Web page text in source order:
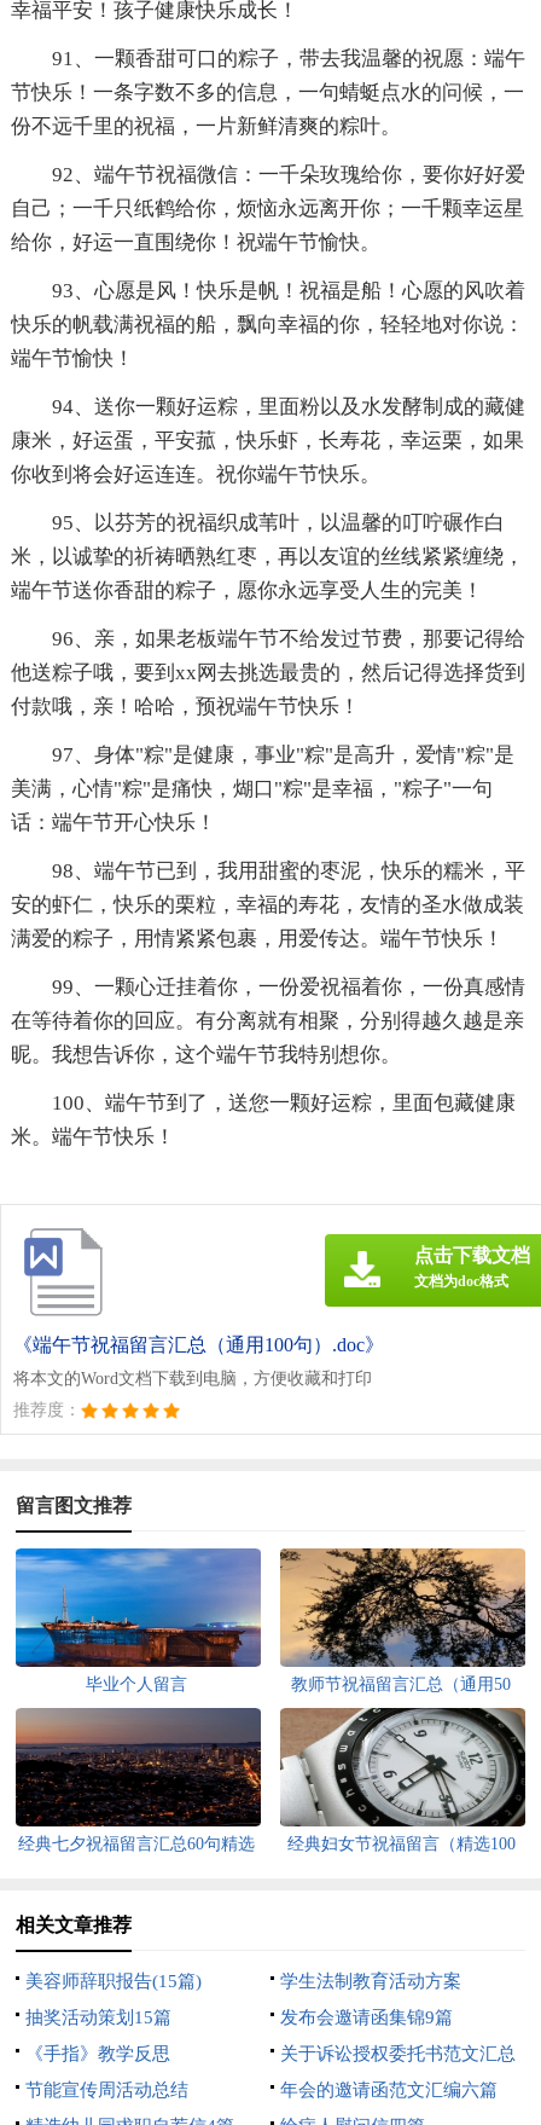
幸福平安！孩子健康快乐成长！
91、一颗香甜可口的粽子，带去我温馨的祝愿：端午
节快乐！一条字数不多的信息，一句蜻蜓点水的问候，一
份不远千里的祝福，一片新鲜清爽的粽叶。
92、端午节祝福微信：一千朵玫瑰给你，要你好好爱
自己；一千只纸鹤给你，烦恼永远离开你；一千颗幸运星
给你，好运一直围绕你！祝端午节愉快。
93、心愿是风！快乐是帆！祝福是船！心愿的风吹着
快乐的帆载满祝福的船，飘向幸福的你，轻轻地对你说：
端午节愉快！
94、送你一颗好运粽，里面粉以及水发酵制成的藏健
康米，好运蛋，平安菰，快乐虾，长寿花，幸运栗，如果
你收到将会好运连连。祝你端午节快乐。
95、以芬芳的祝福织成苇叶，以温馨的叮咛碾作白
米，以诚挚的祈祷晒熟红枣，再以友谊的丝线紧紧缠绕，
端午节送你香甜的粽子，愿你永远享受人生的完美！
96、亲，如果老板端午节不给发过节费，那要记得给
他送粽子哦，要到xx网去挑选最贵的，然后记得选择货到
付款哦，亲！哈哈，预祝端午节快乐！
97、身体"粽"是健康，事业"粽"是高升，爱情"粽"是
美满，心情"粽"是痛快，煳口"粽"是幸福，"粽子"一句
话：端午节开心快乐！
98、端午节已到，我用甜蜜的枣泥，快乐的糯米，平
安的虾仁，快乐的栗粒，幸福的寿花，友情的圣水做成装
满爱的粽子，用情紧紧包裹，用爱传达。端午节快乐！
99、一颗心迁挂着你，一份爱祝福着你，一份真感情
在等待着你的回应。有分离就有相聚，分别得越久越是亲
昵。我想告诉你，这个端午节我特别想你。
100、端午节到了，送您一颗好运粽，里面包藏健康
米。端午节快乐！
《端午节祝福留言汇总（通用100句）.doc》
将本文的Word文档下载到电脑，方便收藏和打印
推荐度：
点击下载文档
文档为doc格式
留言图文推荐
毕业个人留言
教师节祝福留言汇总（通用50
句）
经典七夕祝福留言汇总60句精选
经典妇女节祝福留言（精选100
相关文章推荐
美容师辞职报告(15篇)
学生法制教育活动方案
抽奖活动策划15篇
发布会邀请函集锦9篇
《手指》教学反思
关于诉讼授权委托书范文汇总
六篇
节能宣传周活动总结
年会的邀请函范文汇编六篇